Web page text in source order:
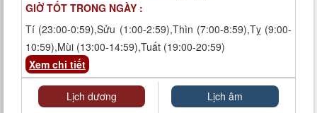
GIỜ TỐT TRONG NGÀY :
Tí (23:00-0:59),Sửu (1:00-2:59),Thìn (7:00-8:59),Tỵ (9:00-
10:59),Mùi (13:00-14:59),Tuất (19:00-20:59)
Xem chi tiết
Lịch dương Lịch âm